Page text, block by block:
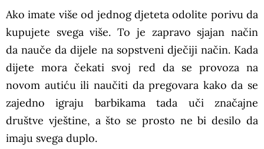
Ako imate više od jednog djeteta odolite porivu da
kupujete svega više. To je zapravo sjajan način
da nauče da dijele na sopstveni dječiji način. Kada
dijete mora čekati svoj red da se provoza na
novom autiću ili naučiti da pregovara kako da se
zajedno igraju barbikama tada uči značajne
društve vještine, a što se prosto ne bi desilo da
imaju svega duplo.